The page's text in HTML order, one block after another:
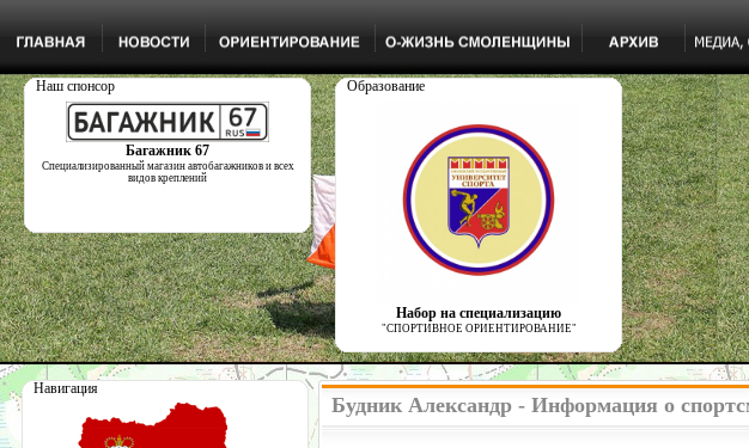
Наш спонсор
Багажник 67
Специализированный магазин автобагажников и всех
видов креплений
Образование
Набор на специализацию
"СПОРТИВНОЕ ОРИЕНТИРОВАНИЕ"
Навигация
Будник Александр - Информация о